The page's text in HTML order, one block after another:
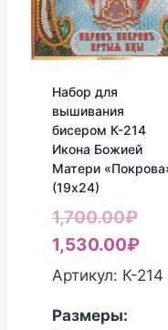
Набор для
вышивания
бисером К-214
Икона Божией
Матери
(19х24)
1,700.00₽
цена
1,530.00₽
Артикул: К-214
Размеры: